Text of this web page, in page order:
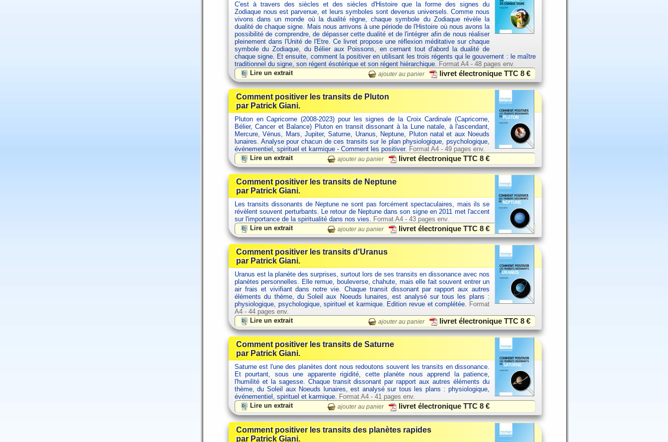
C'est à travers des siècles et des siècles d'Histoire que la forme des signes du
Zodiaque nous est parvenue, et leurs symboles sont devenus universels. Comme nous
vivons dans un monde où la dualité règne, chaque symbole du Zodiaque révèle la
dualité de chaque signe. Mais nous arrivons à une période de l'Histoire où nous avons la
possibilité de comprendre, de dépasser cette dualité et de l'intégrer afin de nous réaliser
pleinement dans l'Unité de l'Etre. Ce livret propose une réflexion méditative sur chaque
symbole du Zodiaque, du Bélier aux Poissons, en cernant tout d'abord la dualité de
chaque signe. Et ensuite, comment la positiver en utilisant les trois régents qui le gouvernent : le maître
traditionnel du signe, son régent ésotérique et son régent hiérarchique. Format A4 - 48 pages env.
Lire un extrait
ajouter au panier livret électronique TTC8 €
Comment positiver les transits de Pluton
par Patrick Giani.
Pluton en Capricorne (2008-2023) pour les signes de la Croix Cardinale (Capricorne,
Bélier, Cancer et Balance) Pluton en transit dissonant à la Lune natale, à l'ascendant,
Mercure, Vénus, Mars, Jupiter, Saturne, Uranus, Neptune, Pluton natal et aux Noeuds
lunaires. Analyse pour chacun de ces transits sur le plan physiologique, psychologique,
événementiel, spirituel et karmique - Comment les positiver. Format A4 - 49 pages env.
Lire un extrait
ajouter au panier livret électronique TTC8 €
Comment positiver les transits de Neptune
par Patrick Giani.
Les transits dissonants de Neptune ne sont pas forcément spectaculaires, mais ils se
révèlent souvent perturbants. Le retour de Neptune dans son signe en 2011 met l'accent
sur l'importance de la spiritualité dans nos vies. Format A4 - 43 pages env.
Lire un extrait
ajouter au panier livret électronique TTC8 €
Comment positiver les transits d'Uranus
par Patrick Giani.
Uranus est la planète des surprises, surtout lors de ses transits en dissonance avec nos
planètes personnelles. Elle remue, bouleverse, chahute, mais elle fait souvent entrer un
air frais et vivifiant dans notre vie. Chaque transit dissonant par rapport aux autres
éléments du thème, du Soleil aux Noeuds lunaires, est analysé sur tous les plans :
physiologique, psychologique, spirituel et karmique. Edition revue et complétée. Format
A4 - 44 pages env.
Lire un extrait
ajouter au panier livret électronique TTC8 €
Comment positiver les transits de Saturne
par Patrick Giani.
Saturne est l'une des planètes dont nous redoutons souvent les transits en dissonance.
Et pourtant, sous une apparente rigidité, cette planète nous apprend la patience,
l'humilité et la sagesse. Chaque transit dissonant par rapport aux autres éléments du
thème, du Soleil aux Noeuds lunaires, est analysé sur tous les plans : physiologique,
événementiel, spirituel et karmique. Format A4 - 41 pages env.
Lire un extrait
ajouter au panier livret électronique TTC8 €
Comment positiver les transits des planètes rapides
par Patrick Giani.